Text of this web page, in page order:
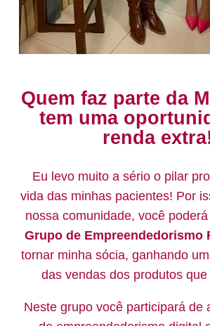
Quem faz parte da
tem uma
renda
Eu levo muito a sério o pilar
vida das minhas pacientes! Por
nossa comunidade, você
Grupo de Empreendedorismo
tornar minha sócia, ganhando
das vendas dos produtos
Neste grupo você participará de